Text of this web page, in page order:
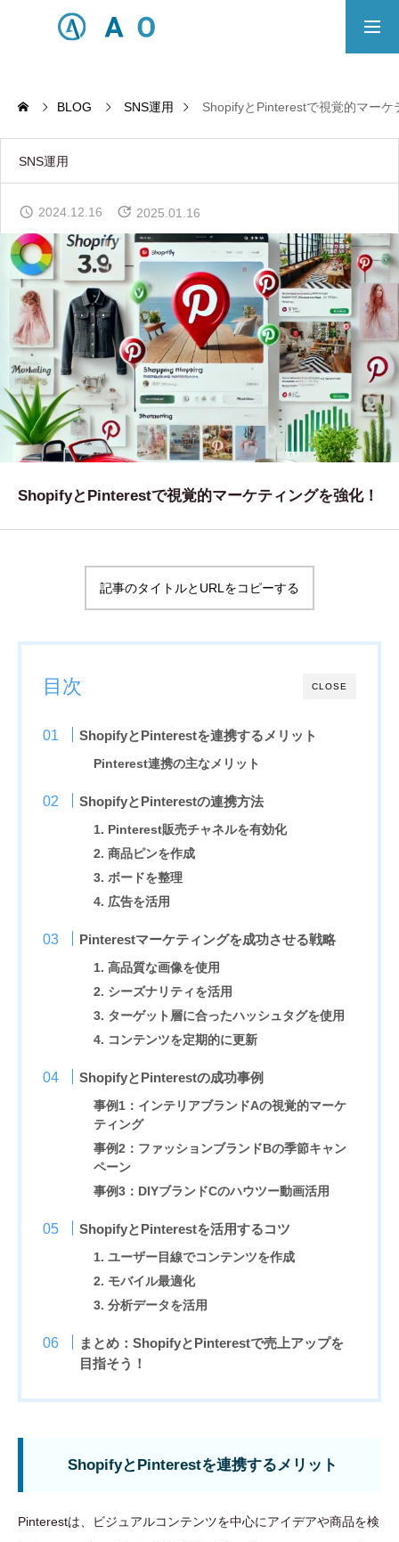
ECサイト制作対応エリア
Principle
あっ！と おどろく、みらいをつくる。
SERVICE
事業概要
COMPANY
会社概要
WORKS
制作実績
CONTACT
RECRUIT
BLOG
BLOG SNS運用 ShopifyとPinterestで視覚的マーケ
SNS運用
2024.12.16 2025.01.16
ShopifyとPinterestで視覚的マーケティングを強化！
記事のタイトルとURLをコピーする
CLOSE
目次
ShopifyとPinterestを連携するメリット
Pinterest連携の主なメリット
ShopifyとPinterestの連携方法
1. Pinterest販売チャネルを有効化
2. 商品ピンを作成
3. ボードを整理
4. 広告を活用
Pinterestマーケティングを成功させる戦略
1. 高品質な画像を使用
2. シーズナリティを活用
3. ターゲット層に合ったハッシュタグを使用
4. コンテンツを定期的に更新
ShopifyとPinterestの成功事例
事例1：インテリアブランドAの視覚的マーケ
ティング
事例2：ファッションブランドBの季節キャン
ペーン
事例3：DIYブランドCのハウツー動画活用
ShopifyとPinterestを活用するコツ
1. ユーザー目線でコンテンツを作成
2. モバイル最適化
3. 分析データを活用
まとめ：ShopifyとPinterestで売上アップを
目指そう！
ShopifyとPinterestを連携するメリット
Pinterestは、ビジュアルコンテンツを中心にアイデアや商品を検